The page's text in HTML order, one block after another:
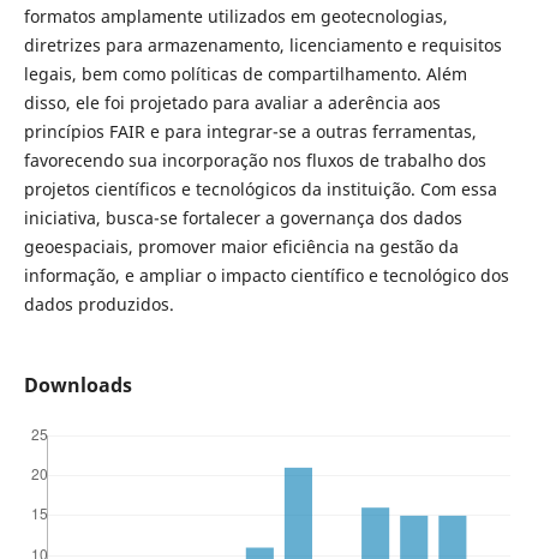
formatos amplamente utilizados em geotecnologias,
diretrizes para armazenamento, licenciamento e requisitos
legais, bem como políticas de compartilhamento. Além
disso, ele foi projetado para avaliar a aderência aos
princípios FAIR e para integrar-se a outras ferramentas,
favorecendo sua incorporação nos fluxos de trabalho dos
projetos científicos e tecnológicos da instituição. Com essa
iniciativa, busca-se fortalecer a governança dos dados
geoespaciais, promover maior eficiência na gestão da
informação, e ampliar o impacto científico e tecnológico dos
dados produzidos.
Downloads